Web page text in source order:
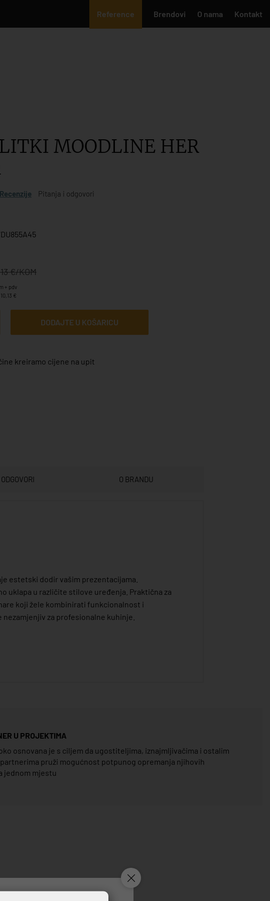
Reference Brendovi O nama Kontakt
MOODLINE HER
Recenzije Pitanja i odgovori
€/KOM
+ pdv
10,13 €
DODAJTE U KOŠARICU
kreiramo cijene na upit
O BRANDU
estetski dodir vašim prezentacijama.
uklapa u različite stilove uređenja. Praktična za
koji žele kombinirati funkcionalnost i
za profesionalne kuhinje.
U PROJEKTIMA
osnovana je s ciljem da ugostiteljima, iznajmljivačima i ostalim
pruži mogućnost potpunog opremanja njihovih
jednom mjestu